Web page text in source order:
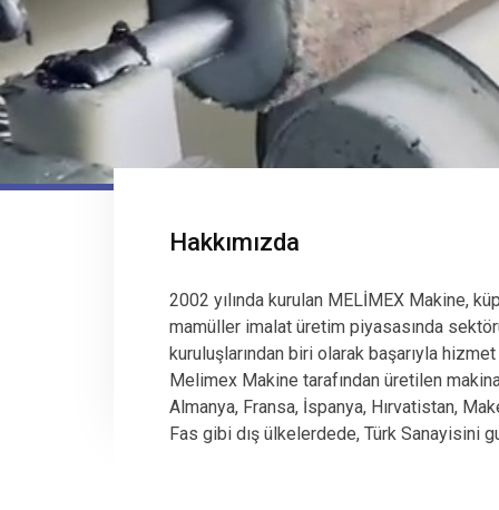
Hakkımızda
2002 yılında kurulan MELİMEX Makine,
mamüller imalat üretim piyasasında
kuruluşlarından biri olarak başarıyla
Melimex Makine tarafından üretilen
Almanya, Fransa, İspanya, Hırvatistan,
Fas gibi dış ülkelerdede, Türk Sanayisini